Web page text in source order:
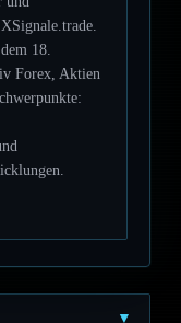
18.
Forex, Aktien
▼